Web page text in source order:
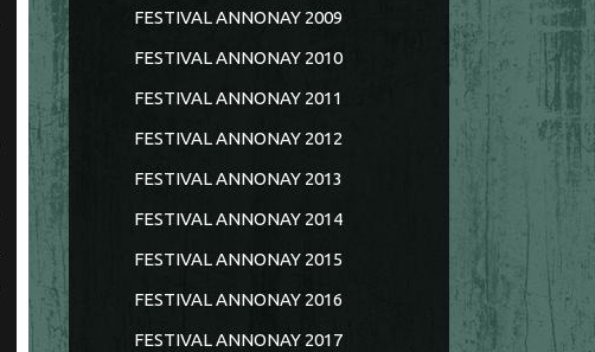
FESTIVAL ANNONAY 2009
FESTIVAL ANNONAY 2010
FESTIVAL ANNONAY 2011
FESTIVAL ANNONAY 2012
FESTIVAL ANNONAY 2013
FESTIVAL ANNONAY 2014
FESTIVAL ANNONAY 2015
FESTIVAL ANNONAY 2016
FESTIVAL ANNONAY 2017